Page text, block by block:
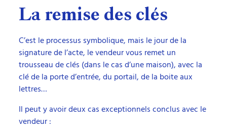
La remise des clés
C’est le processus symbolique, mais le jour de la
signature de l’acte, le vendeur vous remet un
trousseau de clés (dans le cas d’une maison), avec la
clé de la porte d’entrée, du portail, de la boite aux
lettres…
Il peut y avoir deux cas exceptionnels conclus avec le
vendeur :